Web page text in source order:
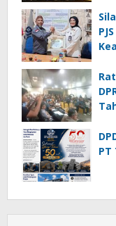
PJS
PT